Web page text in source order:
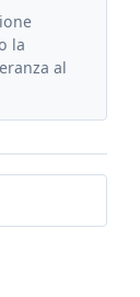
la
al